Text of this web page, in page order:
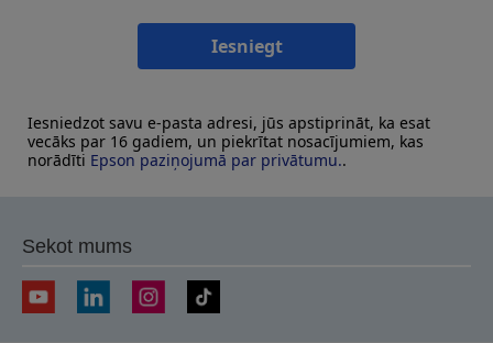
Iesniegt
Iesniedzot savu e-pasta adresi, jūs apstiprināt, ka esat
vecāks par 16 gadiem, un piekrītat nosacījumiem, kas
norādīti Epson paziņojumā par privātumu..
Sekot mums